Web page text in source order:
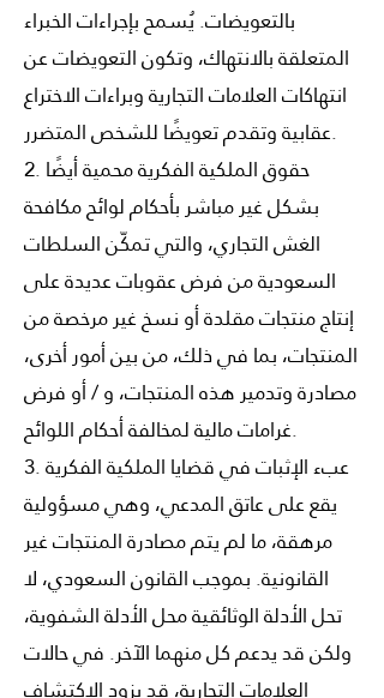
بالتعويضات. يُسمح بإجراءات الخبراء
المتعلقة بالانتهاك، وتكون التعويضات عن
انتهاكات العلامات التجارية وبراءات الاختراع
عقابية وتقدم تعويضًا للشخص المتضرر.
2. حقوق الملكية الفكرية محمية أيضًا
بشكل غير مباشر بأحكام لوائح مكافحة
الغش التجاري، والتي تمكّن السلطات
السعودية من فرض عقوبات عديدة على
إنتاج منتجات مقلدة أو نسخ غير مرخصة من
المنتجات، بما في ذلك، من بين أمور أخرى،
مصادرة وتدمير هذه المنتجات، و / أو فرض
غرامات مالية لمخالفة أحكام اللوائح.
3. عبء الإثبات في قضايا الملكية الفكرية
يقع على عاتق المدعي، وهي مسؤولية
مرهقة، ما لم يتم مصادرة المنتجات غير
القانونية. بموجب القانون السعودي، لا
تحل الأدلة الوثائقية محل الأدلة الشفوية،
ولكن قد يدعم كل منهما الآخر. في حالات
العلامات التجارية، قد يزود الاكتشاف